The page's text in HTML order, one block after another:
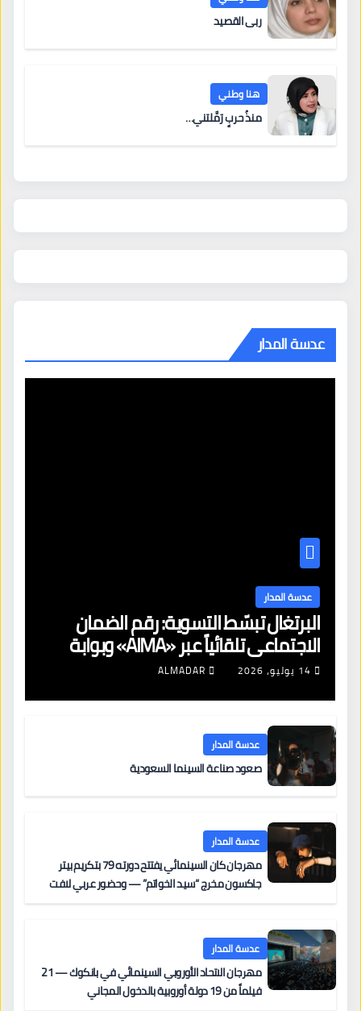
ربى القصيد
هنا وطني
منذُ حربٍ رَمَّلتني…
عدسة المدار
عدسة المدار
البرتغال تبسّط التسوية: رقم الضمان
الاجتماعي تلقائياً عبر «AIMA» وبوابة
جديدة لتجديد الإقامات
14 يوليو، 2026 ALMADAR
عدسة المدار
صعود صناعة السينما السعودية
عدسة المدار
مهرجان كان السينمائي يفتتح دورته 79 بتكريم بيتر
جاكسون مخرج “سيد الخواتم” — وحضور عربي لافت
عدسة المدار
مهرجان الاتحاد الأوروبي السينمائي في بانكوك — 21
فيلماً من 19 دولة أوروبية بالدخول المجاني